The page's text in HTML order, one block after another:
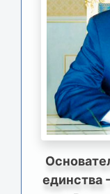
единства